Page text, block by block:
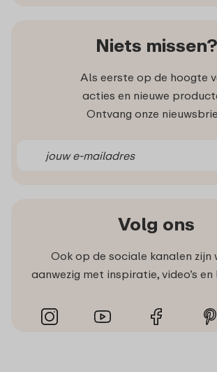
Niets missen?
Als eerste op de hoogte
acties en nieuwe
Ontvang onze
Volg ons
Ook op de sociale kanalen zijn
aanwezig met inspiratie, video’s